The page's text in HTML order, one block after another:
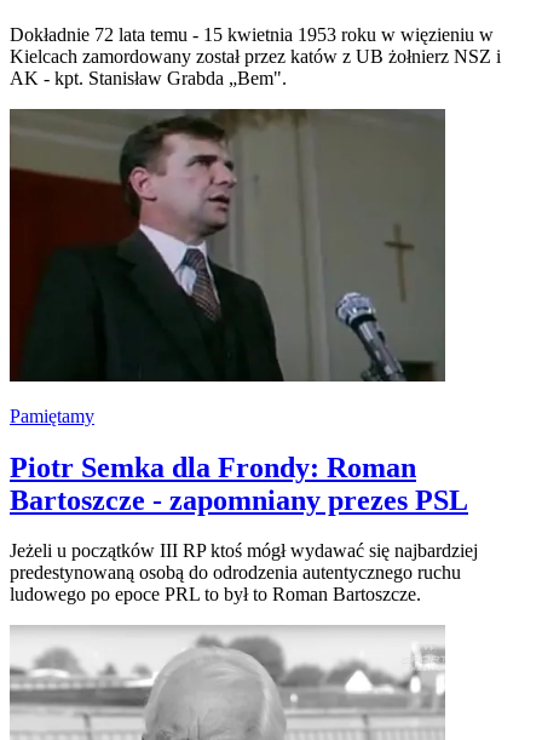
Dokładnie 72 lata temu - 15 kwietnia 1953 roku w więzieniu w
Kielcach zamordowany został przez katów z UB żołnierz NSZ i
AK - kpt. Stanisław Grabda „Bem".
Pamiętamy
Piotr Semka dla Frondy: Roman
Bartoszcze - zapomniany prezes PSL
Jeżeli u początków III RP ktoś mógł wydawać się najbardziej
predestynowaną osobą do odrodzenia autentycznego ruchu
ludowego po epoce PRL to był to Roman Bartoszcze.